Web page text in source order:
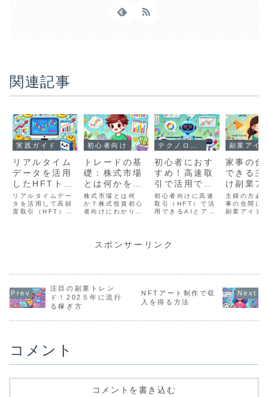
関連記事
実践ガイド
リアルタイム
データを活用
したHFTトレ
ードの始め方
リアルタイムデー
タを活用して高頻
度取引（HFT）を
初心者向け
トレードの基
礎：株式市場
とは何かをわ
かりやすく解
説
株式市場とは何
か？株式投資初心
者向けにわかりや
知識を完全ガイ
初心者におす
すめ！高速取
引で活用でき
るAIとアルゴ
リズム
初心者向けに高速
取引（HFT）で活
用できるAIとアル
ィープラーニン
グ、自然言語処理
法まで紹介しま
家事の合
できる主
け副業ア
ア
主婦の方必
事の合間に
副業アイデ
説！
スポンサーリンク
注目の副業トレン
ド！202５年に流行
る稼ぎ方
NFTアート制作で収
入を得る方法
コメント
コメントを書き込む